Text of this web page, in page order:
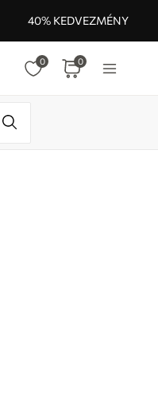
40% KEDVEZMÉNY
0 0